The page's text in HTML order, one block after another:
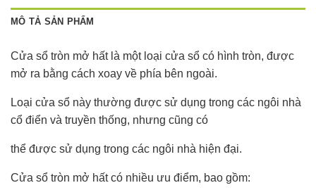
MÔ TẢ SẢN PHẨM
Cửa sổ tròn mở hất là một loại cửa sổ có hình tròn, được
mở ra bằng cách xoay về phía bên ngoài.
Loại cửa sổ này thường được sử dụng trong các ngôi nhà
cổ điển và truyền thống, nhưng cũng có
thể được sử dụng trong các ngôi nhà hiện đại.
Cửa sổ tròn mở hất có nhiều ưu điểm, bao gồm: